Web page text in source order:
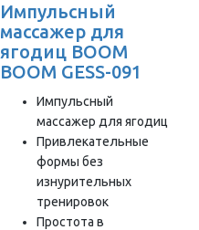
Импульсный
массажер для
ягодиц BOOM
BOOM GESS-091
Импульсный
массажер для ягодиц
Привлекательные
формы без
изнурительных
тренировок
Простота в